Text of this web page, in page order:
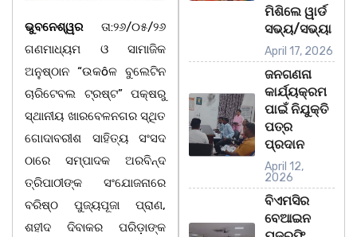
ଭୁବନେଶ୍ୱରତା:୨୬/୦୫/୨୬
ଗଣମାଧ୍ୟମ ଓ ସାମାଜିକ
ଅନୁଷ୍ଠାନ “ଉକôଳ ବୁଲେଟିନ
ଚାରିଟେବଲ ଟ୍ରଷ୍ଟ” ପକ୍ଷରୁ
ସ୍ଥାନୀୟ ଖାରବେଳନଗର ସ୍ଥିତ
ଗୋଦାବରୀଶ ସାହିତ୍ୟ ସଂସଦ
ଠାରେ ସମ୍ପାଦକ ଅରବିନ୍ଦ
ତ୍ରିପାଠୀଙ୍କ ସଂଯୋଜନାରେ
ବରିଷ୍ଠ ପୁଜ୍ୟପୂଜା ପ୍ରାଣ,
ଶହୀଦ ଦିବାକର ପରିଡ଼ାଙ୍କ
ମିଶିଲେ ୱାର୍ଡ
ସଭ୍ୟ/ସଭ୍ୟା
April 17, 2026
ଜନଗଣନା
କାର୍ଯ୍ୟକ୍ରମ
ପାଇଁ ନିଯୁକ୍ତି
ପତ୍ର
ପ୍ରଦାନ
April 12,
2026
ବିଏମସିର
ବେଆଇନ